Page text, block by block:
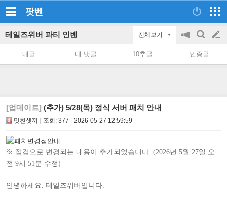
팟벤
테일즈위버 파티 인벤 전체보기
공
on/off
검
색
글
쓰
내글 내 댓글 10추글 인증글
[업데이트] (추가) 5/28(목) 정식 서버 패치 안내
밋친샛끼 조회: 377 2026-05-27 12:59:59
※ 점검으로 변경되는 내용이 추가되었습니다. (2026년 5월 27일 오
전 9시 51분 수정)
안녕하세요. 테일즈위버입니다.